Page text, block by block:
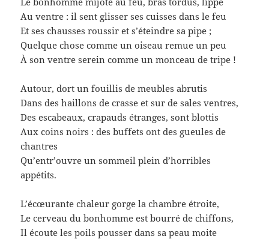
Au ventre : il sent glisser ses cuisses dans le feu
Et ses chausses roussir et s’éteindre sa pipe ;
Quelque chose comme un oiseau remue un peu
À son ventre serein comme un monceau de tripe !
Autour, dort un fouillis de meubles abrutis
Dans des haillons de crasse et sur de sales ventres,
Des escabeaux, crapauds étranges, sont blottis
Aux coins noirs : des buffets ont des gueules de
chantres
Qu’entr’ouvre un sommeil plein d’horribles
appétits.
L’écœurante chaleur gorge la chambre étroite,
Le cerveau du bonhomme est bourré de chiffons,
Il écoute les poils pousser dans sa peau moite